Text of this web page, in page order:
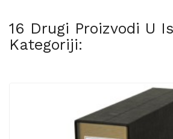
16 Drugi Proizvodi U
Kategoriji: